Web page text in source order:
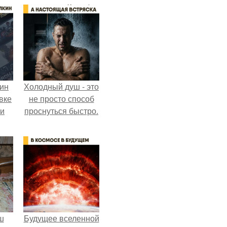
Холодный душ - это
не просто способ
проснуться быстро.
Будущее вселенной